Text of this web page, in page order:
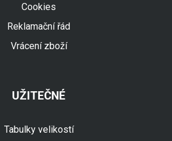
Cookies
Reklamační řád
Vrácení zboží
UŽITEČNÉ
Tabulky velikostí